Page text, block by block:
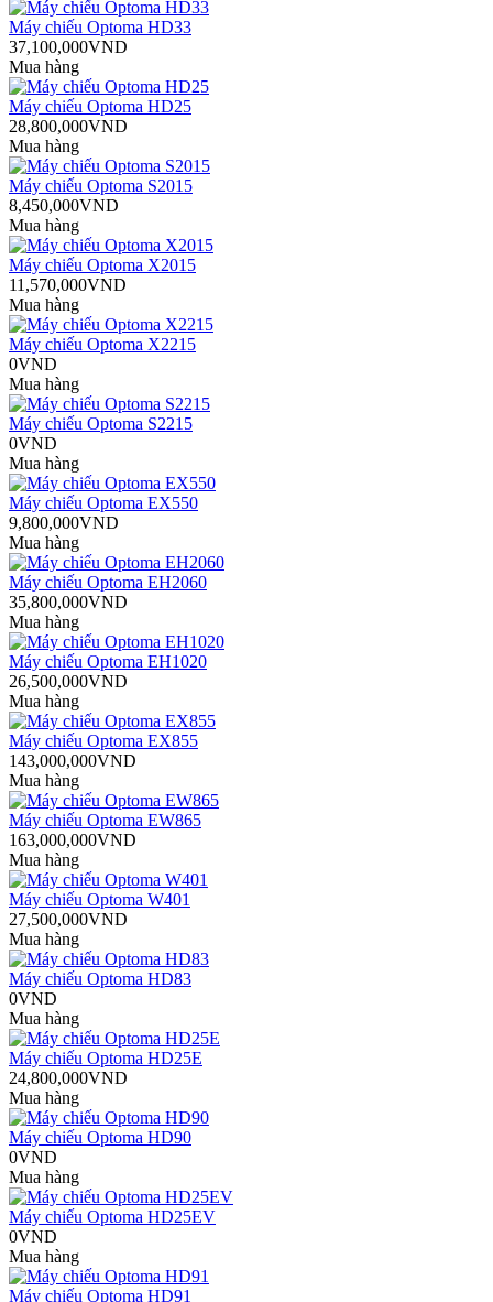
Máy chiếu Optoma HD33
37,100,000VND
Mua hàng
Máy chiếu Optoma HD25
28,800,000VND
Mua hàng
Máy chiếu Optoma S2015
8,450,000VND
Mua hàng
Máy chiếu Optoma X2015
11,570,000VND
Mua hàng
Máy chiếu Optoma X2215
0VND
Mua hàng
Máy chiếu Optoma S2215
0VND
Mua hàng
Máy chiếu Optoma EX550
9,800,000VND
Mua hàng
Máy chiếu Optoma EH2060
35,800,000VND
Mua hàng
Máy chiếu Optoma EH1020
26,500,000VND
Mua hàng
Máy chiếu Optoma EX855
143,000,000VND
Mua hàng
Máy chiếu Optoma EW865
163,000,000VND
Mua hàng
Máy chiếu Optoma W401
27,500,000VND
Mua hàng
Máy chiếu Optoma HD83
0VND
Mua hàng
Máy chiếu Optoma HD25E
24,800,000VND
Mua hàng
Máy chiếu Optoma HD90
0VND
Mua hàng
Máy chiếu Optoma HD25EV
0VND
Mua hàng
Máy chiếu Optoma HD91